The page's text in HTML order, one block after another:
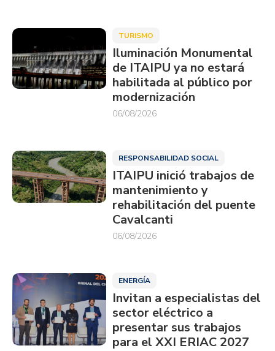
TURISMO
Iluminación Monumental
de ITAIPU ya no estará
habilitada al público por
modernización
06/08/2026
RESPONSABILIDAD SOCIAL
ITAIPU inició trabajos de
mantenimiento y
rehabilitación del puente
Cavalcanti
06/08/2026
ENERGÍA
Invitan a especialistas del
sector eléctrico a
presentar sus trabajos
para el XXI ERIAC 2027